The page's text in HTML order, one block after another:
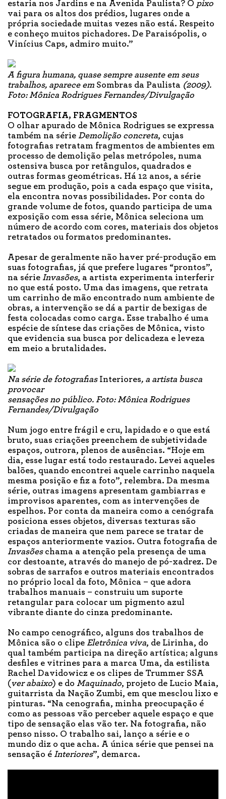
estaria nos Jardins e na Avenida Paulista? O pixo
vai para os altos dos prédios, lugares onde a
própria sociedade muitas vezes não está. Respeito
e conheço muitos pichadores. De Paraisópolis, o
Vinícius Caps, admiro muito.”
A figura humana, quase sempre ausente em seus
trabalhos, aparece em Sombras da Paulista (2009).
Foto: Mônica Rodrigues Fernandes/Divulgação
FOTOGRAFIA, FRAGMENTOS
O olhar apurado de Mônica Rodrigues se expressa
também na série Demolição concreta, cujas
fotografias retratam fragmentos de ambientes em
processo de demolição pelas metrópoles, numa
ostensiva busca por retângulos, quadrados e
outras formas geométricas. Há 12 anos, a série
segue em produção, pois a cada espaço que visita,
ela encontra novas possibilidades. Por conta do
grande volume de fotos, quando participa de uma
exposição com essa série, Mônica seleciona um
número de acordo com cores, materiais dos objetos
retratados ou formatos predominantes.
Apesar de geralmente não haver pré-produção em
suas fotografias, já que prefere lugares “prontos”,
na série Invasões, a artista experimenta interferir
no que está posto. Uma das imagens, que retrata
um carrinho de mão encontrado num ambiente de
obras, a intervenção se dá a partir de bexigas de
festa colocadas como carga. Esse trabalho é uma
espécie de síntese das criações de Mônica, visto
que evidencia sua busca por delicadeza e leveza
em meio a brutalidades.
Na série de fotografiasInteriores, a artista busca
provocar
sensações no público. Foto: Mônica Rodrigues
Fernandes/Divulgação
Num jogo entre frágil e cru, lapidado e o que está
bruto, suas criações preenchem de subjetividade
espaços, outrora, plenos de ausências. “Hoje em
dia, esse lugar está todo restaurado. Levei aqueles
balões, quando encontrei aquele carrinho naquela
mesma posição e fiz a foto”, relembra. Da mesma
série, outras imagens apresentam gambiarras e
improvisos aparentes, com as intervenções de
espelhos. Por conta da maneira como a cenógrafa
posiciona esses objetos, diversas texturas são
criadas de maneira que nem parece se tratar de
espaços anteriormente vazios. Outra fotografia de
Invasõeschama a atenção pela presença de uma
cor destoante, através do manejo de pó-xadrez. De
sobras de sarrafos e outros materiais encontrados
no próprio local da foto, Mônica – que adora
trabalhos manuais – construiu um suporte
retangular para colocar um pigmento azul
vibrante diante do cinza predominante.
No campo cenográfico, alguns dos trabalhos de
Mônica são o clipe Eletrônica viva, de Lirinha, do
qual também participa na direção artística; alguns
desfiles e vitrines para a marca Uma, da estilista
Rachel Davidowicz e os clipes de Trummer SSA
(ver abaixo) e do Maquinado, projeto de Lucio Maia,
guitarrista da Nação Zumbi, em que mesclou lixo e
pinturas. “Na cenografia, minha preocupação é
como as pessoas vão perceber aquele espaço e que
tipo de sensação elas vão ter. Na fotografia, não
penso nisso. O trabalho sai, lanço a série e o
mundo diz o que acha. A única série que pensei na
sensação é Interiores”, demarca.